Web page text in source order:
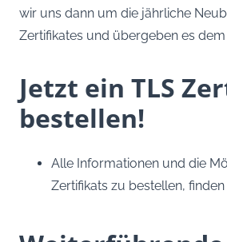
wir uns dann um die jährliche
Zertifikates und übergeben es dem
Jetzt ein TLS
bestellen!
Alle Informationen und die
Zertifikats zu bestellen, finden